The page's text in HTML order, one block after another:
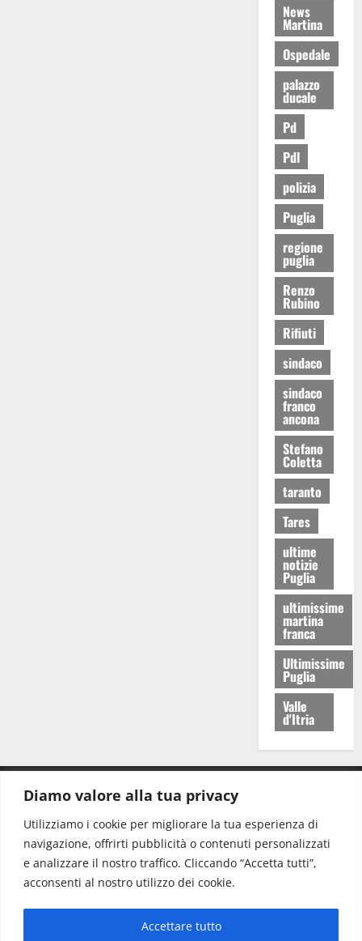
Diamo valore alla tua privacy
Utilizziamo i cookie per migliorare la tua esperienza di
navigazione, offrirti pubblicità o contenuti personalizzati
e analizzare il nostro traffico. Cliccando “Accetta tutti”,
acconsenti al nostro utilizzo dei cookie.
Accettare tutto
News
Martina
Ospedale
palazzo
ducale
Pd
Pdl
polizia
Puglia
regione
puglia
Renzo
Rubino
Rifiuti
sindaco
sindaco
franco
ancona
Stefano
Coletta
taranto
Tares
ultime
notizie
Puglia
ultimissime
martina
franca
Ultimissime
Puglia
Valle
d'Itria
Redazione: redazione@www.martinasera.it
Direttore:direttore@www.martinasera.it
Info & Commerciale:info@www.martinasera.it